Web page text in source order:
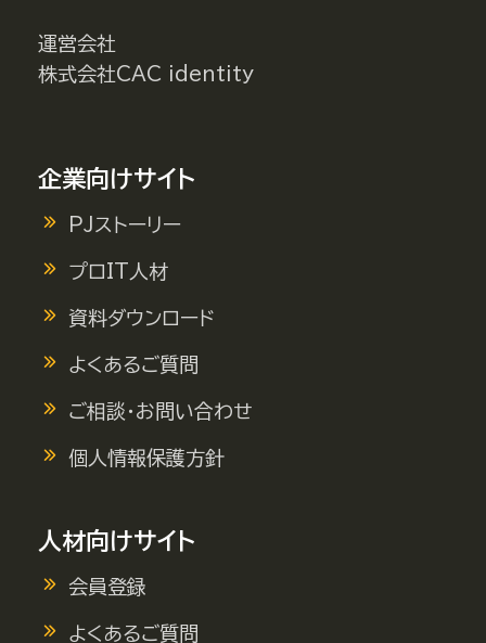
運営会社
株式会社CAC identity
企業向けサイト
PJストーリー
プロIT人材
資料ダウンロード
よくあるご質問
ご相談・お問い合わせ
個人情報保護方針
人材向けサイト
会員登録
よくあるご質問